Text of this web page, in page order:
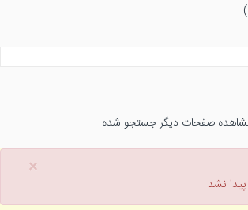
صفحات دیگر جستجو شده
×
نشد